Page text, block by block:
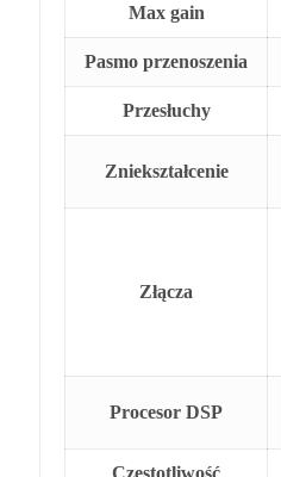
Max gain
Pasmo przenoszenia
Przesłuchy
Zniekształcenie
Złącza
Procesor DSP
Częstotliwość